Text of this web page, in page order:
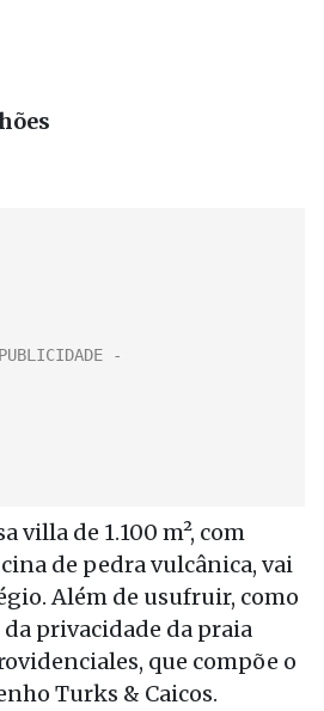
villa de 1.100 m², com
de pedra vulcânica, vai
Além de usufruir, como
privacidade da praia
que compõe o
Turks & Caicos.